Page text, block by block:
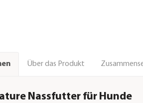
Über das Produkt
Nassfutter für Hunde